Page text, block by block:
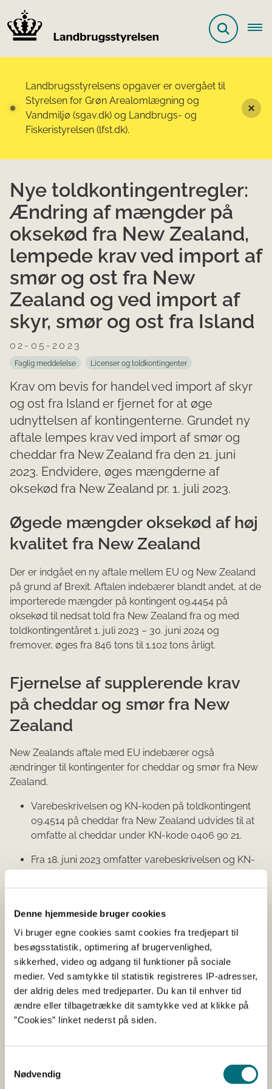
Denne hjemmeside bruger cookies
Vi bruger egne cookies samt cookies fra tredjepart til
besøgsstatistik, optimering af brugervenlighed,
sikkerhed, video og adgang til funktioner på sociale
medier. Ved samtykke til statistik registreres IP-adresser,
der aldrig deles med tredjeparter. Du kan til enhver tid
ændre eller tilbagetrække dit samtykke ved at klikke på
”Cookies” linket nederst på siden.
Nødvendig
Landbrugsstyrelsens opgaver er overgået til
Styrelsen for Grøn Arealomlægning og
Vandmiljø (sgav.dk) og Landbrugs- og
Fiskeristyrelsen (lfst.dk).
Nye toldkontingentregler:
Ændring af mængder på
oksekød fra New Zealand,
lempede krav ved import af
smør og ost fra New
Zealand og ved import af
skyr, smør og ost fra Island
02-05-2023
Faglig meddelelse Licenser og toldkontingenter
Krav om bevis for handel ved import af skyr
og ost fra Island er fjernet for at øge
udnyttelsen af kontingenterne. Grundet ny
aftale lempes krav ved import af smør og
cheddar fra New Zealand fra den 21. juni
2023. Endvidere, øges mængderne af
oksekød fra New Zealand pr. 1. juli 2023.
Øgede mængder oksekød af høj
kvalitet fra New Zealand
Der er indgået en ny aftale mellem EU og New Zealand
på grund af Brexit. Aftalen indebærer blandt andet, at de
importerede mængder på kontingent 09.4454 på
oksekød til nedsat told fra New Zealand fra og med
toldkontingentåret 1. juli 2023 – 30. juni 2024 og
fremover, øges fra 846 tons til 1.102 tons årligt.
Fjernelse af supplerende krav
på cheddar og smør fra New
Zealand
New Zealands aftale med EU indebærer også
ændringer til kontingenter for cheddar og smør fra New
Zealand.
Varebeskrivelsen og KN-koden på toldkontingent
09.4514 på cheddar fra New Zealand udvides til at
omfatte al cheddar under KN-kode 0406 90 21.
Fra 18. juni 2023 omfatter varebeskrivelsen og KN-
09.4195 og 09.4182 al smør under KN-kode 0405
af smørrets alder, fedtindhold og vægt.
Som konsekvens af de ændrede krav, er der ændringer
til IMA 1-certifikater og kontroller på smør fra New
Zealand. Det gælder også de kontingenter, der er på ost
fra New Zealand og Australien, jf. vejledningerne i TRQ-
databasen på kontingenterne 09.4195, 09.4182, 09.4514,
09.4515, 09.4521 og 09.4522. Øvrige regler er uændrede.
Krav om bevis for handel fjernes
fra skyr, smør og ost fra Island